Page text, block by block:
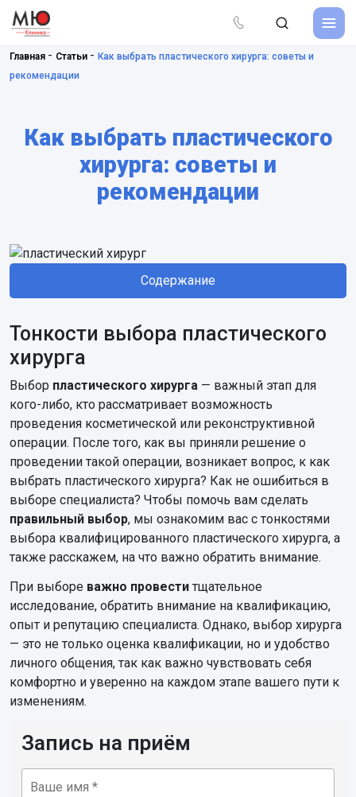
Главная - Статьи - Как выбрать пластического хирурга: советы и
рекомендации
Как выбрать пластического
хирурга: советы и
рекомендации
Содержание
Тонкости выбора пластического
хирурга
Выбор пластического хирурга — важный этап для
кого-либо, кто рассматривает возможность
проведения косметической или реконструктивной
операции. После того, как вы приняли решение о
проведении такой операции, возникает вопрос, к как
выбрать пластического хирурга? Как не ошибиться в
выборе специалиста? Чтобы помочь вам сделать
правильный выбор, мы ознакомим вас с тонкостями
выбора квалифицированного пластического хирурга, а
также расскажем, на что важно обратить внимание.
При выборе важно провести тщательное
исследование, обратить внимание на квалификацию,
опыт и репутацию специалиста. Однако, выбор хирурга
— это не только оценка квалификации, но и удобство
личного общения, так как важно чувствовать себя
комфортно и уверенно на каждом этапе вашего пути к
изменениям.
Запись на приём